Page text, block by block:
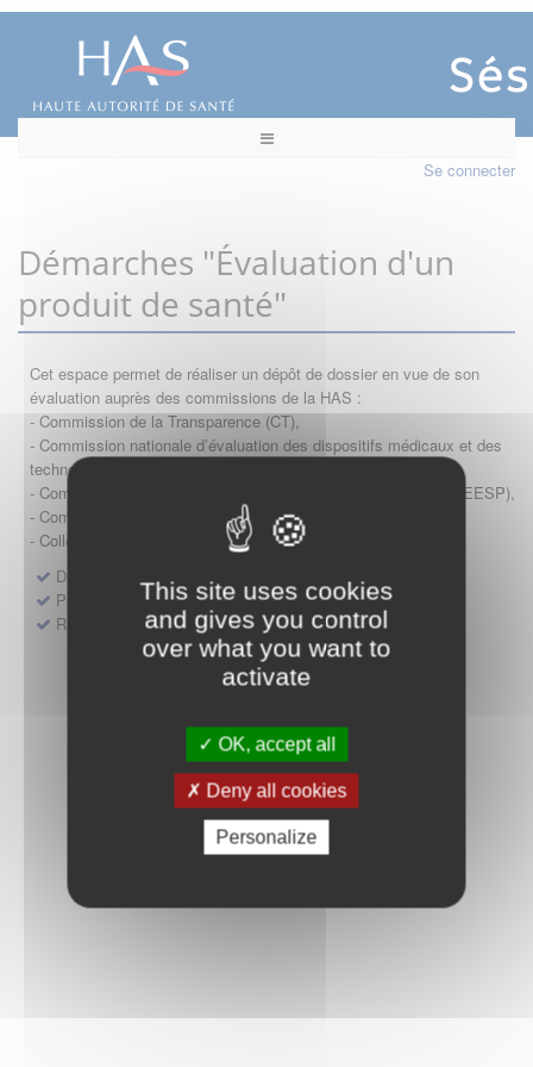
This site uses cookies
and gives you control
over what you want to
activate
OK, accept all
Deny all cookies
Personalize
Se connecter
Démarches "Évaluation d'un
produit de santé"
Cet espace permet de réaliser un dépôt de dossier en vue de son
évaluation auprès des commissions de la HAS :
- Commission de la Transparence (CT),
- Commission nationale d’évaluation des dispositifs médicaux et des
technologies de santé (CNEDiMTS),
- Commission d'évaluation économique et de santé publique (CEESP),
- Commission technique des vaccinations (CTV)
- Collège HAS (Forfait innovation : DM, DM-DIV, actes)
Dépôt d'un dossier pour un produit de santé
Protocoles d'études post-inscription
Rencontres précoces